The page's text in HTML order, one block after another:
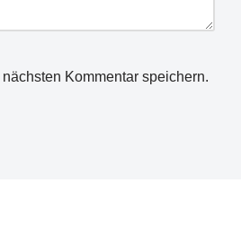
Kommentar speichern.